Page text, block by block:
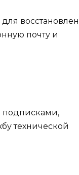
для
почту и
подписками,
технической